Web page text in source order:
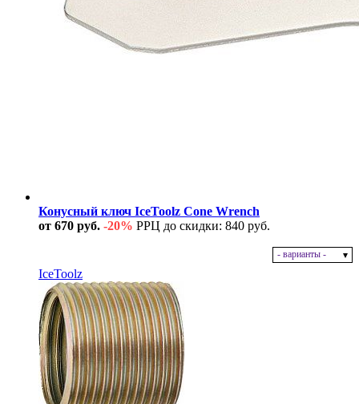
Конусный ключ IceToolz Cone Wrench
от 670 руб. -20% РРЦ до скидки: 840 руб.
- варианты -
IceToolz